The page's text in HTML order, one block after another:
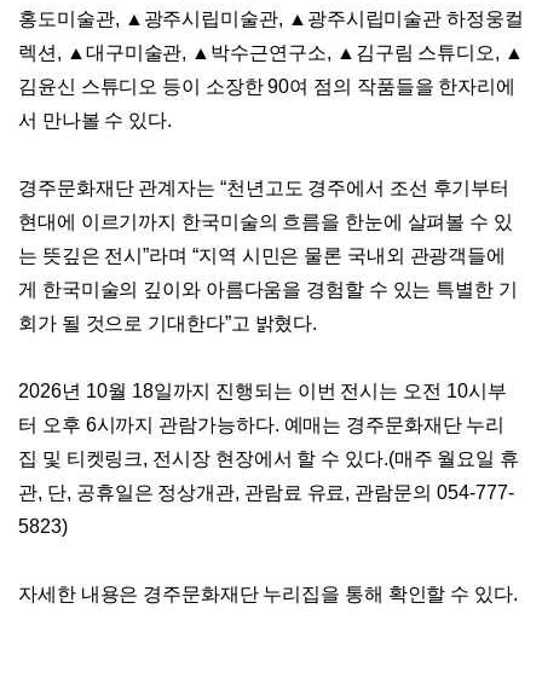
홍도미술관, ▲ 광주시립미술관, ▲ 광주시립미술관 하정웅컬
렉션 , ▲ 대구미술관, ▲ 박수근연구소, ▲ 김구림 스튜디오, ▲
김윤신 스튜디오 등이 소장한90여 점의 작품들을 한자리에
서 만나볼 수 있다.
경주문화재단 관계자는 “천년고도 경주에서 조선 후기부터
현대에 이르기까지 한국미술의 흐름을 한눈에 살펴볼 수 있
는 뜻깊은 전시”라며 “지역 시민은 물론 국내외 관광객들에
게 한국미술의 깊이와 아름다움을 경험할 수 있는 특별한 기
회가 될 것으로 기대한다”고 밝혔다.
2026년 10월 18일까지 진행되는 이번 전시는 오전 10시부
터 오후 6시까지 관람가능하다. 예매는 경주문화재단 누리
집 및 티켓링크, 전시장 현장에서 할 수 있다.(매주 월요일 휴
관, 단, 공휴일은 정상개관, 관람료 유료, 관람문의 054-777-
5823)
자세한 내용은 경주문화재단 누리집을 통해 확인할 수 있다.